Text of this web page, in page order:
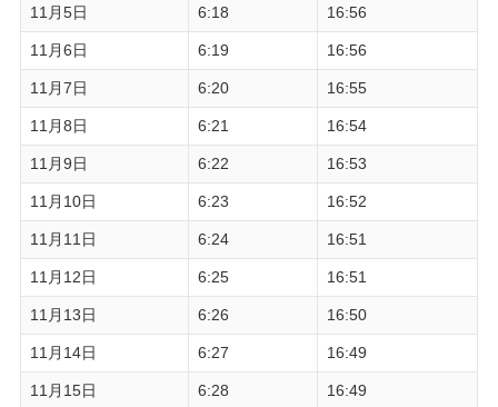
11月5日 6:18 16:56
11月6日 6:19 16:56
11月7日 6:20 16:55
11月8日 6:21 16:54
11月9日 6:22 16:53
11月10日 6:23 16:52
11月11日 6:24 16:51
11月12日 6:25 16:51
11月13日 6:26 16:50
11月14日 6:27 16:49
11月15日 6:28 16:49